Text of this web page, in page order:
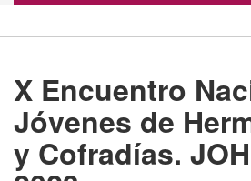
X Encuentro
Jóvenes de
y Cofradías.